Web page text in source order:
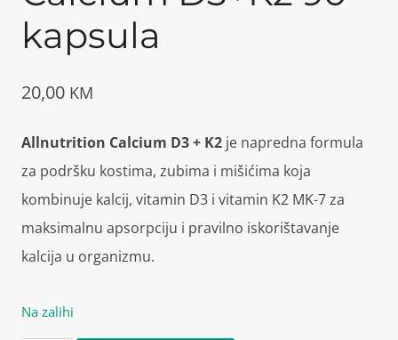
kapsula
20,00 KM
Allnutrition Calcium D3 + K2 je napredna formula
za podršku kostima, zubima i mišićima koja
kombinuje kalcij, vitamin D3 i vitamin K2 MK-7 za
maksimalnu apsorpciju i pravilno iskorištavanje
kalcija u organizmu.
Na zalihi